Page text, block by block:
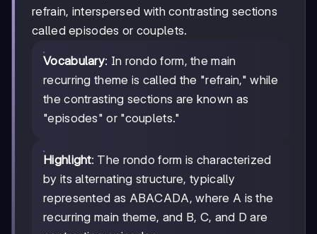
refrain, interspersed with contrasting sections
called episodes or couplets.
Vocabulary: In rondo form, the main
recurring theme is called the "refrain," while
the contrasting sections are known as
"episodes" or "couplets."
Highlight: The rondo form is characterized
by its alternating structure, typically
represented as ABACADA, where A is the
recurring main theme, and B, C, and D are